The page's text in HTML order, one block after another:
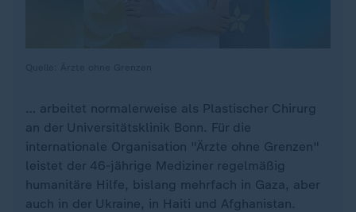
… arbeitet normalerweise als Plastischer Chirurg
an der Universitätsklinik Bonn. Für die
internationale Organisation "Ärzte ohne Grenzen"
leistet der 46-jährige Mediziner regelmäßig
humanitäre Hilfe, bislang mehrfach in Gaza, aber
auch in der Ukraine, in Haiti und Afghanistan.